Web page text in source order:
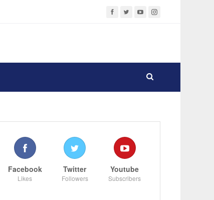
Facebook
Likes
Twitter
Followers
Youtube
Subscribers